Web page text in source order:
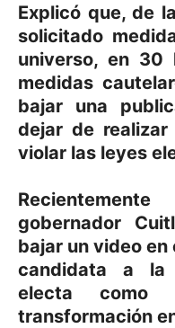
Explicó que, de
solicitado
universo, en 30
medidas
bajar una
dejar de
violar las leyes
gobernador
bajar un video
candidata a la
electa como
transformación